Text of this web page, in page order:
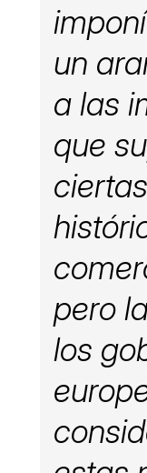
un
a las
que
pero
los